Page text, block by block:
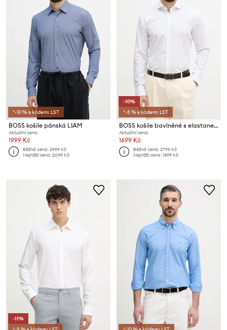
*-10 % s kódem: LST
BOSS košile pánská LIAM
Aktuální cena:
1999 Kč
Běžná cena:2999 Kč
Nejnižší cena:2099 Kč
-10%
*-5 % s kódem: LST
BOSS košile bavlněné s elastanem HANK
Aktuální cena:
1699 Kč
Běžná cena:2799 Kč
Nejnižší cena:1899 Kč
-11%